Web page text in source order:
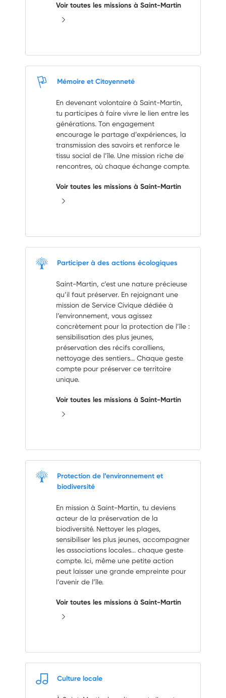
Voir toutes les missions à Saint-Martin
Mémoire et Citoyenneté
En devenant volontaire à Saint-Martin,
tu participes à faire vivre le lien entre les
générations. Ton engagement
encourage le partage d’expériences, la
transmission des savoirs et renforce le
tissu social de l’île. Une mission riche de
rencontres, où chaque échange compte.
Voir toutes les missions à Saint-Martin
Participer à des actions écologiques
Saint-Martin, c’est une nature précieuse
qu’il faut préserver. En rejoignant une
mission de Service Civique dédiée à
l’environnement, vous agissez
concrètement pour la protection de l’île :
sensibilisation des plus jeunes,
préservation des récifs coralliens,
nettoyage des sentiers... Chaque geste
compte pour préserver ce territoire
unique.
Voir toutes les missions à Saint-Martin
Protection de l’environnement et
biodiversité
En mission à Saint-Martin, tu deviens
acteur de la préservation de la
biodiversité. Nettoyer les plages,
sensibiliser les plus jeunes, accompagner
les associations locales... chaque geste
compte. Ici, même une petite action
peut laisser une grande empreinte pour
l’avenir de l’île.
Voir toutes les missions à Saint-Martin
Culture locale